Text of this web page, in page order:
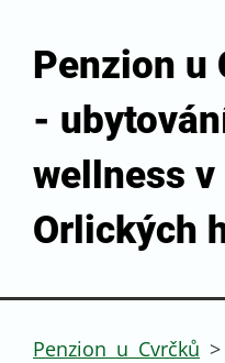
Penzion u
-
wellness v
Orlických
Penzion u Cvrčků >